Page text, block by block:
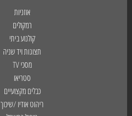
אוזניות
רמקולים
קולנוע ביתי
תצוגות ויד שניה
מסכי TV
סטריאו
כבלים מקצועיים
ריהוט אודיו /שיכוך